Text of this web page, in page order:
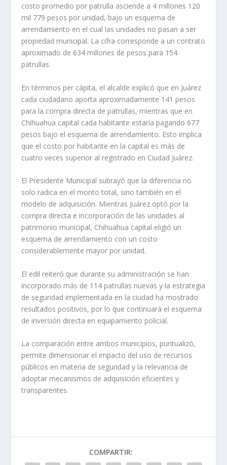
costo promedio por patrulla asciende a 4 millones 120
mil 779 pesos por unidad, bajo un esquema de
arrendamiento en el cual las unidades no pasan a ser
propiedad municipal. La cifra corresponde a un contrato
aproximado de 634 millones de pesos para 154
patrullas.
En términos per cápita, el alcalde explicó que en Juárez
cada ciudadano aporta aproximadamente 141 pesos
para la compra directa de patrullas, mientras que en
Chihuahua capital cada habitante estaría pagando 677
pesos bajo el esquema de arrendamiento. Esto implica
que el costo por habitante en la capital es más de
cuatro veces superior al registrado en Ciudad Juárez.
El Presidente Municipal subrayó que la diferencia no
solo radica en el monto total, sino también en el
modelo de adquisición. Mientras Juárez optó por la
compra directa e incorporación de las unidades al
patrimonio municipal, Chihuahua capital eligió un
esquema de arrendamiento con un costo
considerablemente mayor por unidad.
El edil reiteró que durante su administración se han
incorporado más de 114 patrullas nuevas y la estrategia
de seguridad implementada en la ciudad ha mostrado
resultados positivos, por lo que continuará el esquema
de inversión directa en equipamiento policial.
La comparación entre ambos municipios, puntualizó,
permite dimensionar el impacto del uso de recursos
públicos en materia de seguridad y la relevancia de
adoptar mecanismos de adquisición eficientes y
transparentes.
COMPARTIR: